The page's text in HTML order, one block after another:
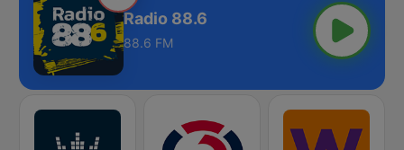
Radio 88.6
88.6 FM